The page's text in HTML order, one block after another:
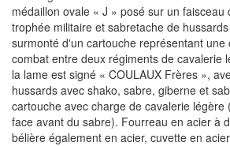
médaillon ovale « J » posé sur un faisceau
trophée militaire et sabretache de
surmonté d'un cartouche représentant une
combat entre deux régiments de cavalerie
la lame est signé « COULAUX Frères »,
hussards avec shako, sabre, giberne et
cartouche avec charge de cavalerie légère
face avant du sabre). Fourreau en acier à
bélière également en acier, cuvette en